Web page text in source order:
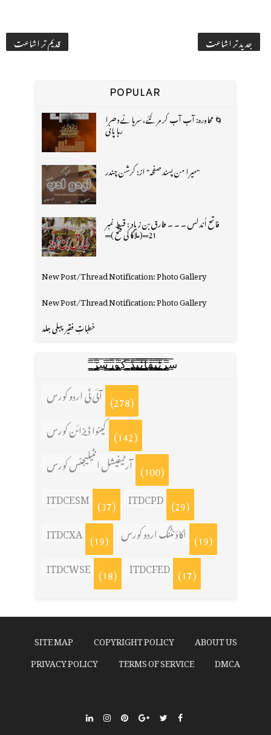
جدید تر اشاعت قدیم تر اشاعت
POPULAR
🌀 محاورہ: آب آب کر مر گئے، سرہانے دھرا
رہا پانی
"میرا من پسند صفحہ" از: کرشن چندر
فاتح اُندلس ۔ ۔ ۔ طارق بن زیاد : قسط نمبر
21═(ملاگا کی فتح )═
New Post/Thread Notification: Photo Gallery
New Post/Thread Notification: Photo Gallery
خطباتِ فقیر پہلی جلد
س̳̿͟͞ر̳̿͟͞ٹ̳̿͟͞ی̳̿͟͞ف̳̿͟͞ا̳̿͟͞ي̳̳̿ٔ̿͟͟͞͞ی̳̿͟͞ڈ̳̿͟͞ ̳̿͟͞ک̳̿͟͞و̳̿͟͞ر̳̿͟͞س̳̿͟͞ز̳̿͟͞
آئی ٹی اردو کورس (278)
کینوا ڈیزائن کورس (142)
آرٹیفیشل انٹیلیجنس کورس (100)
ITDCESM (37) ITDCPD (29)
ITDCXA (19) اکاؤنٹنگ اردو کورس (19)
ITDCWSE (18) ITDCFED (17)
ABOUT US
COPYRIGHT POLICY
SITE MAP
DMCA
TERMS OF SERVICE
PRIVACY POLICY